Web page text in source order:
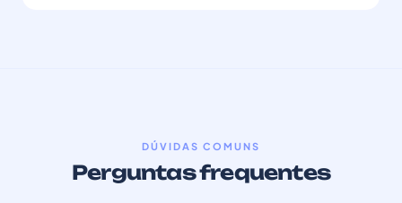
DÚVIDAS COMUNS
Perguntas frequentes